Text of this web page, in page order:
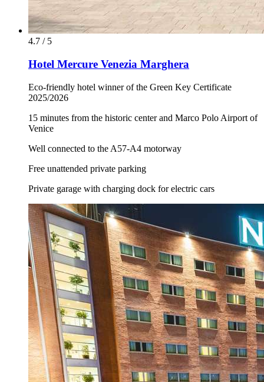
4.7 / 5
Hotel Mercure Venezia Marghera
Eco-friendly hotel winner of the Green Key Certificate
2025/2026
15 minutes from the historic center and Marco Polo Airport of
Venice
Well connected to the A57-A4 motorway
Free unattended private parking
Private garage with charging dock for electric cars